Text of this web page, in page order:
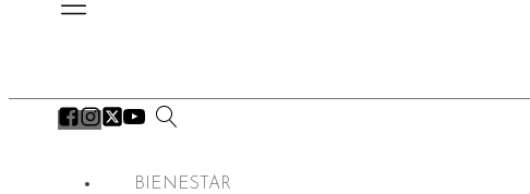
BIENESTAR